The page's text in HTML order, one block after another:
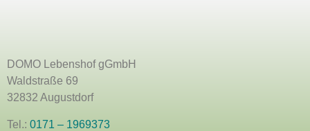
DOMO Lebenshof gGmbH
Waldstraße 69
32832 Augustdorf
Tel.: 0171 – 1969373